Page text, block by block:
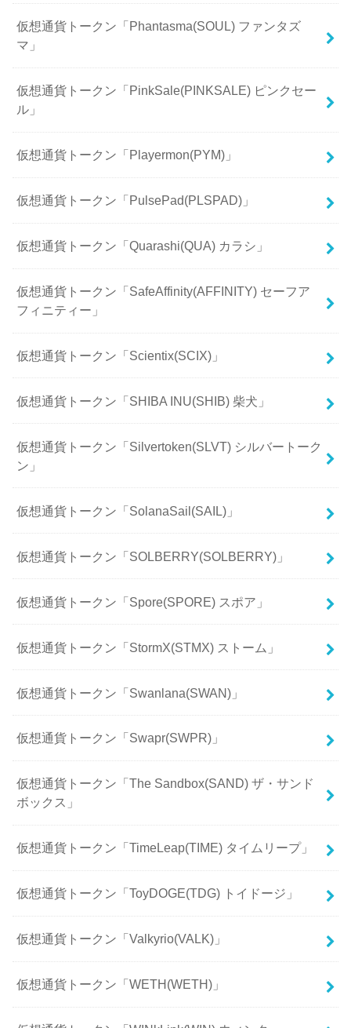
仮想通貨トークン「Phantasma(SOUL) ファンタズ
マ」
仮想通貨トークン「PinkSale(PINKSALE) ピンクセー
ル」
仮想通貨トークン「Playermon(PYM)」
仮想通貨トークン「PulsePad(PLSPAD)」
仮想通貨トークン「Quarashi(QUA) カラシ」
仮想通貨トークン「SafeAffinity(AFFINITY) セーフア
フィニティー」
仮想通貨トークン「Scientix(SCIX)」
仮想通貨トークン「SHIBA INU(SHIB) 柴犬」
仮想通貨トークン「Silvertoken(SLVT) シルバートーク
ン」
仮想通貨トークン「SolanaSail(SAIL)」
仮想通貨トークン「SOLBERRY(SOLBERRY)」
仮想通貨トークン「Spore(SPORE) スポア」
仮想通貨トークン「StormX(STMX) ストーム」
仮想通貨トークン「Swanlana(SWAN)」
仮想通貨トークン「Swapr(SWPR)」
仮想通貨トークン「The Sandbox(SAND) ザ・サンド
ボックス」
仮想通貨トークン「TimeLeap(TIME) タイムリープ」
仮想通貨トークン「ToyDOGE(TDG) トイドージ」
仮想通貨トークン「Valkyrio(VALK)」
仮想通貨トークン「WETH(WETH)」